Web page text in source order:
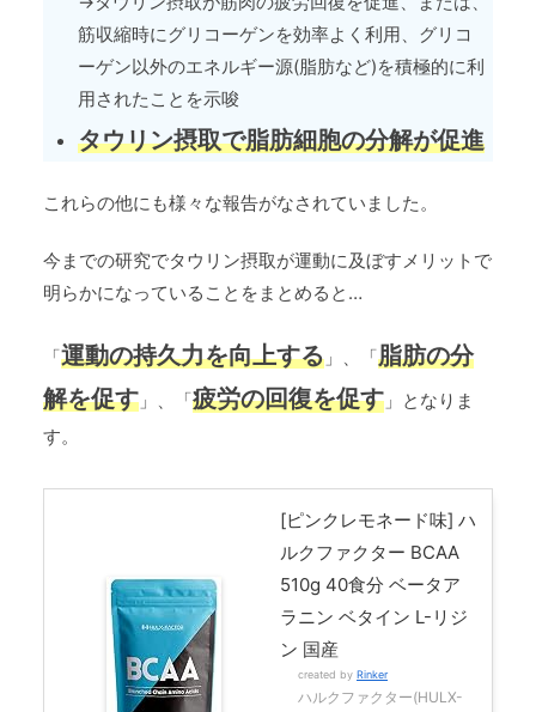
筋収縮時にグリコーゲンを効率よく利用、グリコ
ーゲン以外のエネルギー源(脂肪など)を積極的に利
用されたことを示唆
タウリン摂取で脂肪細胞の分解が促進
これらの他にも様々な報告がなされていました。
今までの研究でタウリン摂取が運動に及ぼすメリットで
明らかになっていることをまとめると…
「運動の持久力を向上する 」、「脂肪の分
解を促す 」、「疲労の回復を促す 」となりま
す。
[ピンクレモネード味] ハ
ルクファクター BCAA
510g 40食分 ベータア
ラニン ベタイン L-リジ
ン 国産
created by Rinker
ハルクファクター(HULX-